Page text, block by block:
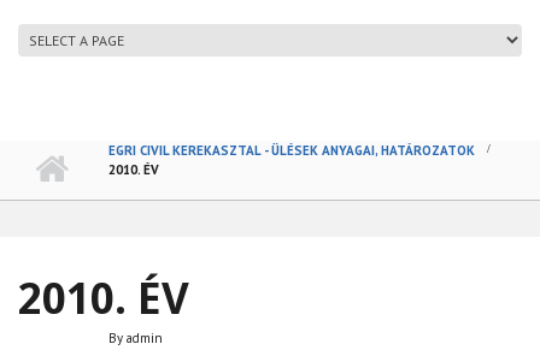
EGRI CIVIL KEREKASZTAL - ÜLÉSEK ANYAGAI, HATÁROZATOK
2010. ÉV
2010. ÉV
By admin